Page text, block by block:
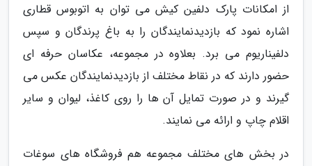
از امکانات پارک دلفین کیش می توان به اتوبوس قطاری
اشاره نمود که بازدیدنمایندگان را به باغ پرندگان و سپس
دلفیناریوم می برد. بعلاوه در مجموعه، عکاسان حرفه ای
حضور دارند که در نقاط مختلف از بازدیدنمایندگان عکس می
گیرند و در صورت تمایل آن ها را روی کاغذ، لیوان و سایر
اقلام چاپ و ارائه می نمایند.
در بخش های مختلف مجموعه هم فروشگاه های سوغات